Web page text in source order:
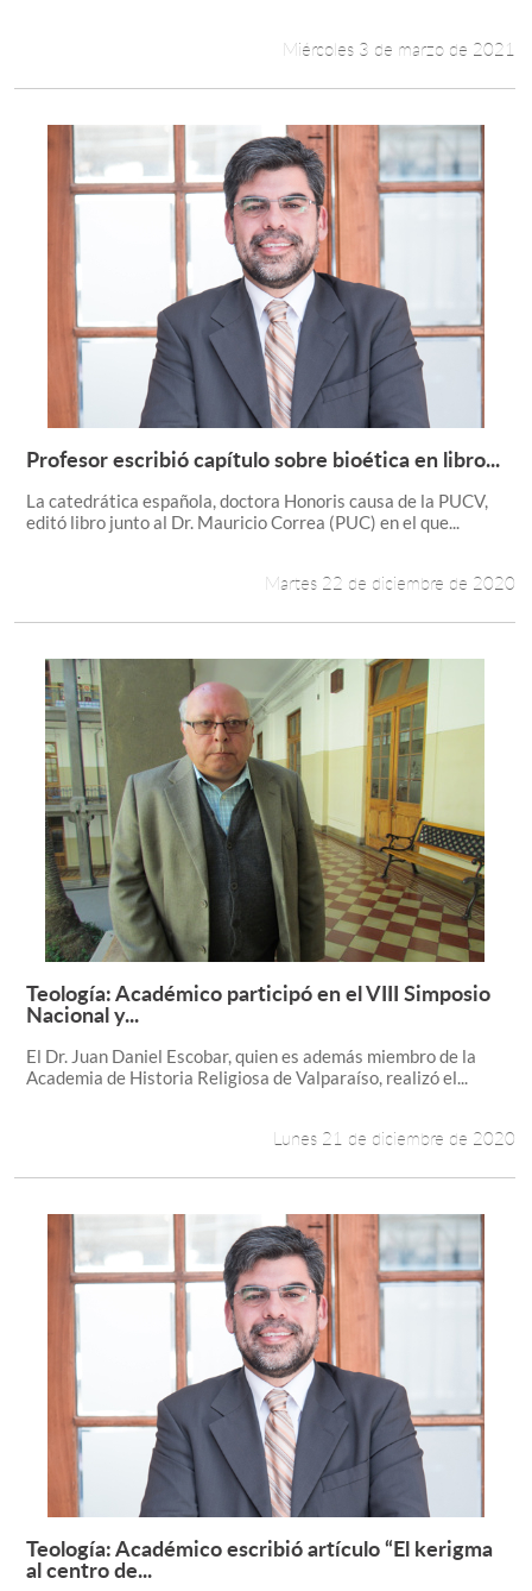
Miércoles 3 de marzo de 2021
Leer más +
Profesor escribió capítulo sobre bioética en libro...
La catedrática española, doctora Honoris causa de la PUCV,
editó libro junto al Dr. Mauricio Correa (PUC) en el que...
Martes 22 de diciembre de 2020
Leer más +
Teología: Académico participó en el VIII Simposio
Nacional y...
El Dr. Juan Daniel Escobar, quien es además miembro de la
Academia de Historia Religiosa de Valparaíso, realizó el...
Lunes 21 de diciembre de 2020
Leer más +
Teología: Académico escribió artículo “El kerigma
al centro de...